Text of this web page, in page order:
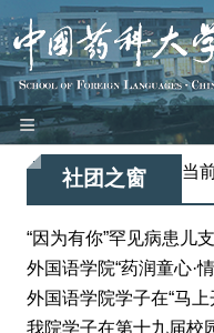
≡
网站首页
师资队伍
教学科研
党建工作
当
社团之窗